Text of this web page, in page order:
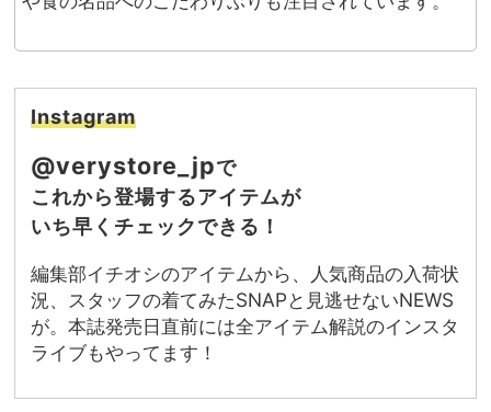
Instagram
@verystore_jpで
これから登場するアイテムが
いち早くチェックできる！
編集部イチオシのアイテムから、人気商品の入荷状
況、スタッフの着てみたSNAPと見逃せないNEWS
が。本誌発売日直前には全アイテム解説のインスタ
ライブもやってます！